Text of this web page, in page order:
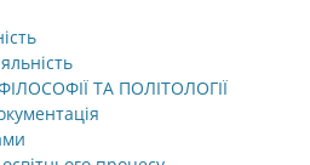
ТА ПОЛІТОЛОГІЇ